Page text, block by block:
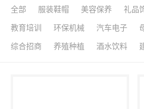
全部 服装鞋帽 美容保养 礼品
教育培训 环保机械 汽车电子
综合招商 养殖种植 酒水饮料